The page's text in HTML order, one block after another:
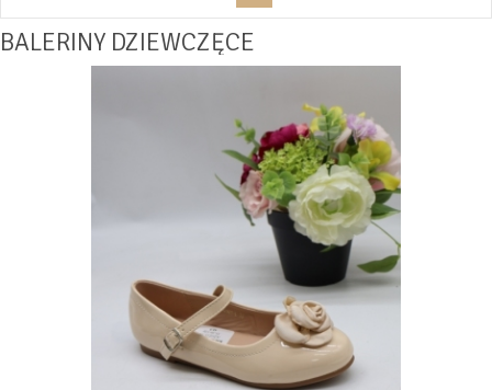
BALERINY DZIEWCZĘCE